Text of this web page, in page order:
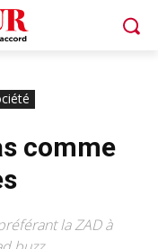
comme
la ZAD à